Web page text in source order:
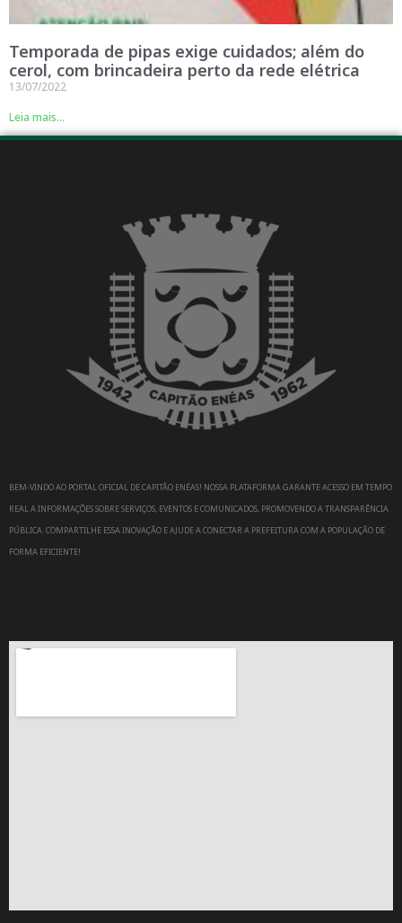
Temporada de pipas exige cuidados; além do
cerol, com brincadeira perto da rede elétrica
13/07/2022
Leia mais...
BEM-VINDO AO PORTAL OFICIAL DE CAPITÃO ENÉAS! NOSSA PLATAFORMA GARANTE ACESSO EM TEMPO
REAL A INFORMAÇÕES SOBRE SERVIÇOS, EVENTOS E COMUNICADOS, PROMOVENDO A TRANSPARÊNCIA
PÚBLICA. COMPARTILHE ESSA INOVAÇÃO E AJUDE A CONECTAR A PREFEITURA COM A POPULAÇÃO DE
FORMA EFICIENTE!